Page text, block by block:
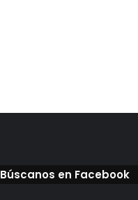
Búscanos en Facebook